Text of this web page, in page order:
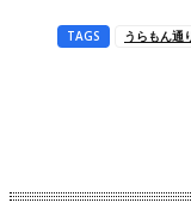
TAGS うらもん通